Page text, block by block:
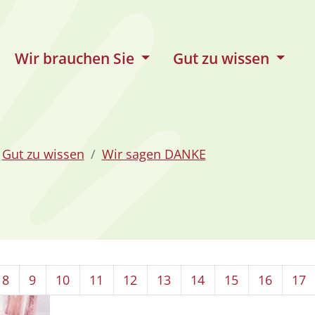
Wir brauchen Sie Gut zu wissen
Gut zu wissen Wir sagen DANKE
8 9 10 11 12 13 14 15 16 17